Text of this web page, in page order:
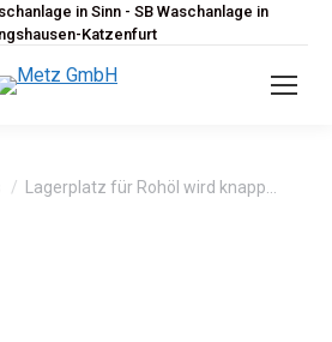
in Sinn - SB Waschanlage in
Katzenfurt
Lagerplatz für Rohöl wird knapp…